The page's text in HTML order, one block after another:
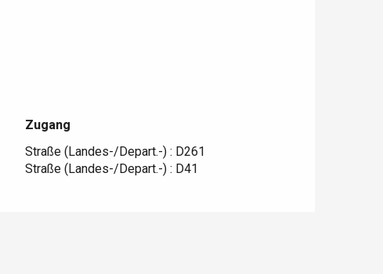
Zugang
Zugang
Straße (Landes-/Depart.-) : D261
Straße (Landes-/Depart.-) : D41